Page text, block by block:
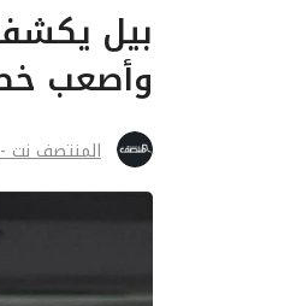
بيل
وأصعب
المنتصف نت -